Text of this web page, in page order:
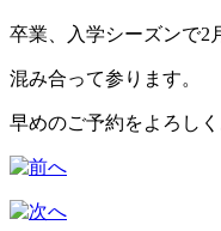
卒業、入学シーズンで2
混み合って参ります。
早めのご予約をよろし